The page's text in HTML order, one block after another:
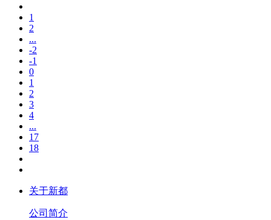
1
2
...
-2
-1
0
1
2
3
4
...
17
18
关于新都
公司简介